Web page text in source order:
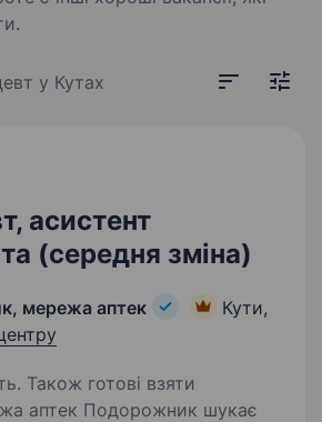
у Кутах
асистент
(середня зміна)
мережа аптек
Кути,
Також готові взяти